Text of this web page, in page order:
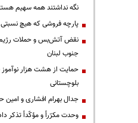
نگه نداشتند همه سهیم
پارچه فروشی که هیچ نسبتی
نقض آتش‌بس و حملات
جنوب لبنان
حمایت از هشت هزار
بلوچستانی
جدال بهرام افشاری و
وحدت مکرّراً و مؤکّداً تذکر